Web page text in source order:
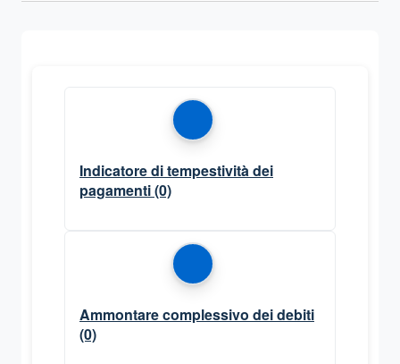
Indicatore di tempestività dei
pagamenti(0)
Ammontare complessivo dei debiti
(0)